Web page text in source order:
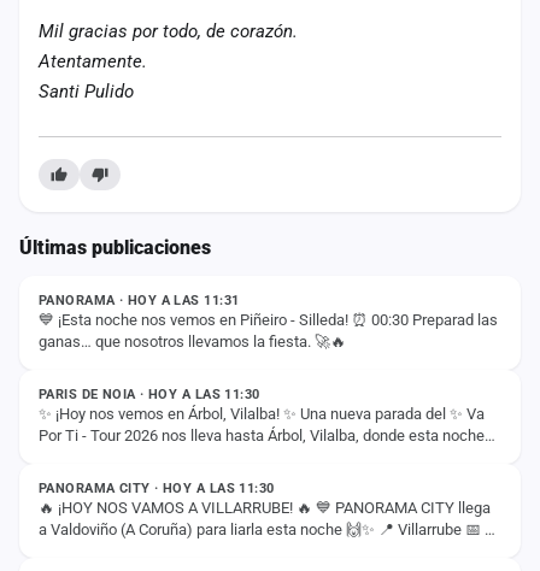
Mil gracias por todo, de corazón.
Atentamente.
Santi Pulido
Últimas publicaciones
ESTADO
PANORAMA · HOY A LAS 11:31
💙 ¡Esta noche nos vemos en Piñeiro - Silleda! ⏰ 00:30 Preparad las
ganas… que nosotros llevamos la fiesta. 🚀🔥
ESTADO
PARIS DE NOIA · HOY A LAS 11:30
✨ ¡Hoy nos vemos en Árbol, Vilalba! ✨ Una nueva parada del ✨ Va
Por Ti - Tour 2026 nos lleva hasta Árbol, Vilalba, donde esta noche
ESTADO
PANORAMA CITY · HOY A LAS 11:30
🔥 ¡HOY NOS VAMOS A VILLARRUBE! 🔥 💙 PANORAMA CITY llega
a Valdoviño (A Coruña) para liarla esta noche 🙌✨ 📍 Villarrube 📅 8
ESTADO